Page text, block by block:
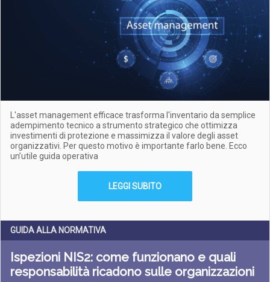
L'asset management efficace trasforma l'inventario da semplice
adempimento tecnico a strumento strategico che ottimizza
investimenti di protezione e massimizza il valore degli asset
organizzativi. Per questo motivo è importante farlo bene. Ecco
un’utile guida operativa
LEGGI SUBITO
GUIDA ALLA NORMATIVA
Ispezioni NIS2: come funzionano e quali
responsabilità ricadono sulle organizzazioni